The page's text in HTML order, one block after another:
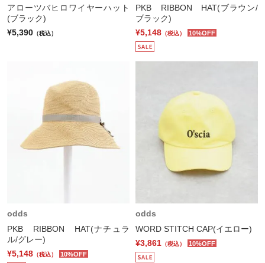
アローツバヒロワイヤーハット
(ブラック)
¥5,390 （税込）
PKB RIBBON HAT(ブラウン/
ブラック)
¥5,148 （税込） 10%OFF
odds
PKB RIBBON HAT(ナチュラ
ル/グレー)
¥5,148 （税込） 10%OFF
odds
WORD STITCH CAP(イエロー)
¥3,861 （税込） 10%OFF